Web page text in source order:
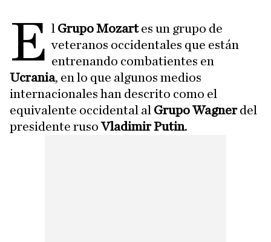
E l Grupo Mozartes un grupo de
veteranos occidentales que están
entrenando combatientes en
Ucrania, en lo que algunos medios
internacionales han descrito como el
equivalente occidental al Grupo Wagnerdel
presidente rusoVladimir Putin.